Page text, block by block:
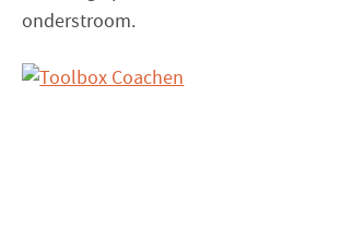
onderstroom.